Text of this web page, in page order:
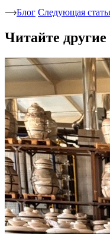
Блог Следующая
Читайте другие